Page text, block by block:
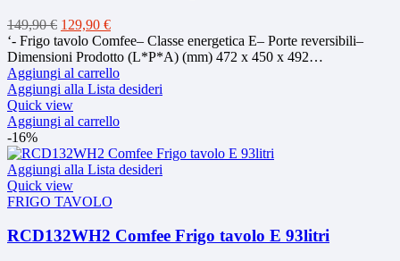
149,90€ Il
prezzo
originale
era:
149,90 €.
129,90 €Il
prezzo
attuale
è:
129,90 €.
‘- Frigo tavolo Comfee– Classe energetica E– Porte reversibili–
Dimensioni Prodotto (L*P*A) (mm) 472 x 450 x 492…
Aggiungi al carrello
Aggiungi alla Lista desideri
Quick view
Aggiungi al carrello
-16%
Aggiungi alla Lista desideri
Quick view
FRIGO TAVOLO
RCD132WH2 Comfee Frigo tavolo E 93litri